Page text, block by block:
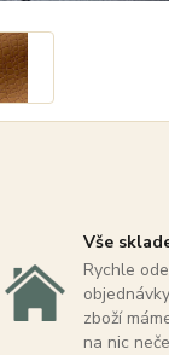
Vše
Rychle
zboží
na nic